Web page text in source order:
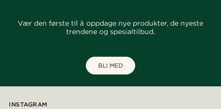
Vær den første til å oppdage nye produkter, de nyeste
trendene og spesialtilbud.
BLI MED
INSTAGRAM